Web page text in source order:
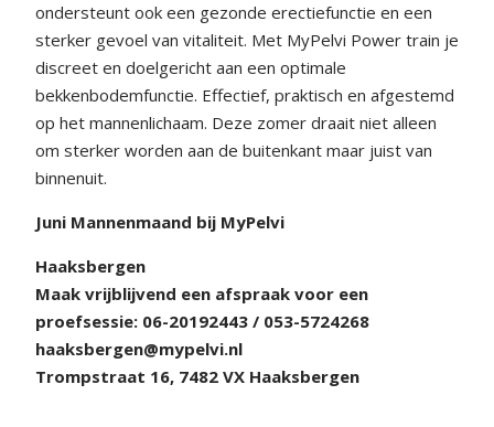
ondersteunt ook een gezonde erectiefunctie en een
sterker gevoel van vitaliteit. Met MyPelvi Power train je
discreet en doelgericht aan een optimale
bekkenbodemfunctie. Effectief, praktisch en afgestemd
op het mannenlichaam. Deze zomer draait niet alleen
om sterker worden aan de buitenkant maar juist van
binnenuit.
Juni Mannenmaand bij MyPelvi
Haaksbergen
Maak vrijblijvend een afspraak voor een
proefsessie: 06-20192443 / 053-5724268
haaksbergen@mypelvi.nl
Trompstraat 16, 7482 VX Haaksbergen